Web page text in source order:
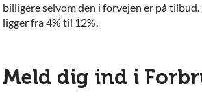
billigere selvom den i forvejen er på
ligger fra 4% til 12%.
Meld dig ind i